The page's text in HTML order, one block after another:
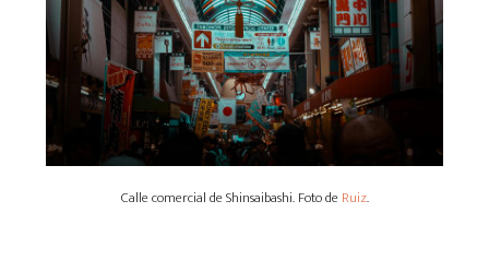
Calle comercial de Shinsaibashi. Foto de Ruiz.